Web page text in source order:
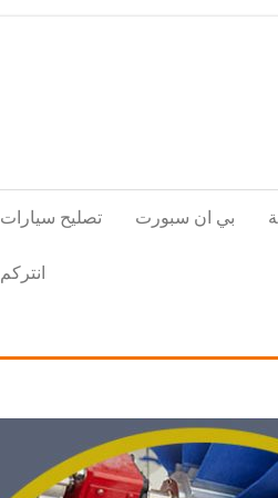
تصليح سيارات بي ان سبورت
انتركم